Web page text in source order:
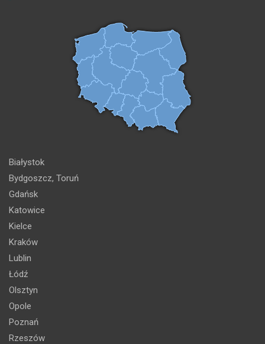
Białystok
Bydgoszcz, Toruń
Gdańsk
Katowice
Kielce
Kraków
Lublin
Łódź
Olsztyn
Opole
Poznań
Rzeszów